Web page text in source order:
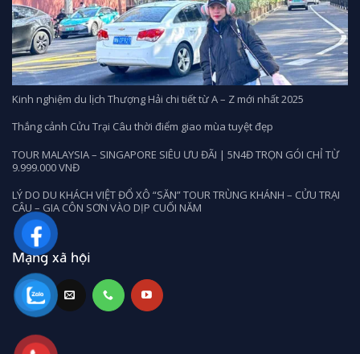
Kinh nghiệm du lịch Thượng Hải chi tiết từ A – Z mới nhất 2025
Thắng cảnh Cửu Trại Câu thời điểm giao mùa tuyệt đẹp
TOUR MALAYSIA – SINGAPORE SIÊU ƯU ĐÃI | 5N4Đ TRỌN GÓI CHỈ TỪ
9.999.000 VNĐ
LÝ DO DU KHÁCH VIỆT ĐỔ XÔ “SĂN” TOUR TRÙNG KHÁNH – CỬU TRẠI
CÂU – GIA CÔN SƠN VÀO DỊP CUỐI NĂM
Mạng xã hội